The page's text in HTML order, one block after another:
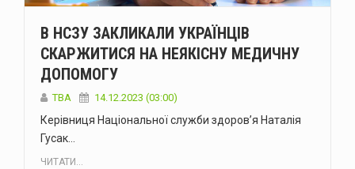
В НСЗУ ЗАКЛИКАЛИ УКРАЇНЦІВ
СКАРЖИТИСЯ НА НЕЯКІСНУ МЕДИЧНУ
ДОПОМОГУ
ТВА 14.12.2023 (03:00)
Керівниця Національної служби здоров’я Наталія
Гусак…
ЧИТАТИ...